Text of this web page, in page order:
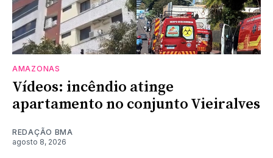
AMAZONAS
Vídeos: incêndio atinge
apartamento no conjunto Vieiralves
REDAÇÃO BMA
agosto 8, 2026